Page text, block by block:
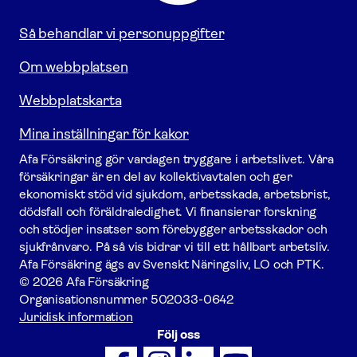
Så behandlar vi personuppgifter
Om webbplatsen
Webbplatskarta
Mina inställningar för kakor
Afa För­säkring gör vardagen tryggare i arbetslivet. Våra
försäk­ringar är en del av kollektivavtalen och ger
ekonomiskt stöd vid sjukdom, arbetsskada, arbetsbrist,
dödsfall och föräldraledighet. Vi finansierar forskning
och stödjer insatser som förebygger arbets­skador och
sjukfrånvaro. På så vis bidrar vi till ett hållbart arbetsliv.
Afa För­säkring ägs av Svenskt Näringsliv, LO och PTK.
© 2026 Afa Försäkring
Organisationsnummer 502033-0642
Juridisk information
Följ oss